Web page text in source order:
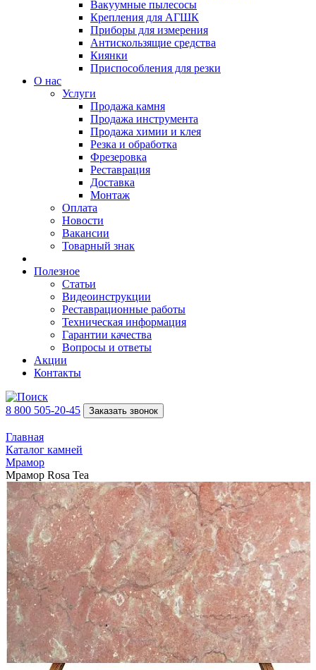
Вакуумные пылесосы
Крепления для АГШК
Приборы для измерения
Антискользящие средства
Киянки
Приспособления для резки
О нас
Услуги
Продажа камня
Продажа инструмента
Продажа химии и клея
Резка и обработка
Фрезеровка
Реставрация
Доставка
Монтаж
Оплата
Новости
Вакансии
Товарный знак
Полезное
Статьи
Видеоинструкции
Реставрационные работы
Техническая информация
Гарантии качества
Вопросы и ответы
Акции
Контакты
8 800 505-20-45 Заказать звонок
Главная
Каталог камней
Мрамор
Мрамор Rosa Tea